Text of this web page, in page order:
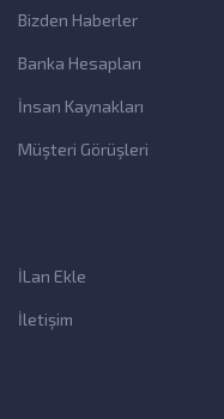
Bizden Haberler
Banka Hesapları
İnsan Kaynakları
Müşteri Görüşleri
İLan Ekle
İletişim